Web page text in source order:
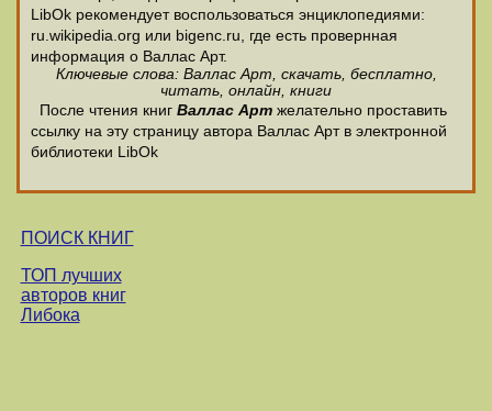
LibOk рекомендует воспользоваться энциклопедиями:
ru.wikipedia.org или bigenc.ru, где есть провернная
информация о Валлас Арт.
Ключевые слова: Валлас Арт, скачать, бесплатно,
читать, онлайн, книги
После чтения книг Валлас Арт желательно проставить
ссылку на эту страницу автора Валлас Арт в электронной
библиотеки LibOk
ПОИСК КНИГ
ТОП лучших
авторов книг
Либока